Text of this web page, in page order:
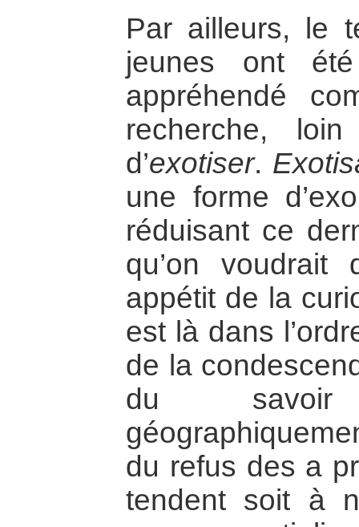
Par ailleurs, le
jeunes ont
appréhendé
recherche,
d’exotiser.
une forme
réduisant ce
qu’on voudrait
appétit de la
est là dans
de la
du
du refus des a
tendent soit à